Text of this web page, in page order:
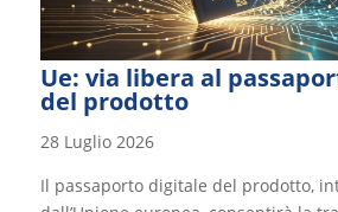
Ue: via libera al
del prodotto
28 Luglio 2026
Il passaporto digitale del prodotto,